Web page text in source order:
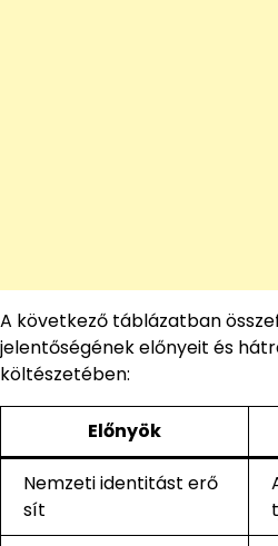
A következő táblázatban
jelentőségének előnyeit és
költészetében:
Előnyök
Nemzeti identitást erő
sít